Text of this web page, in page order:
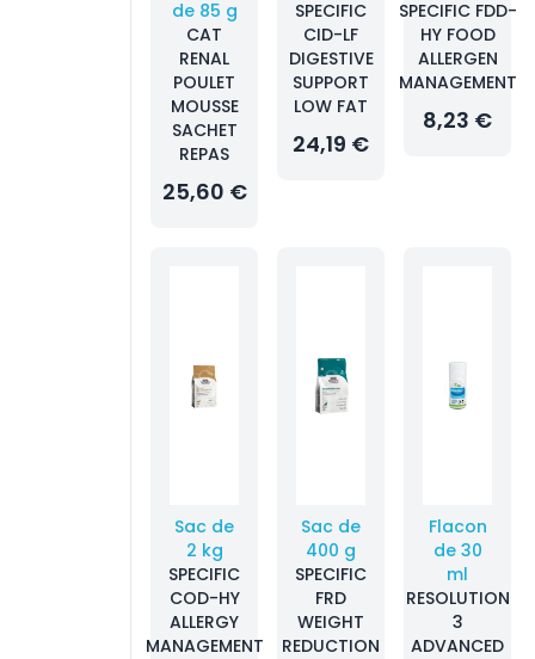
de 85 g
CAT
RENAL
POULET
MOUSSE
SACHET
REPAS
25,60 €
SPECIFIC
CID-LF
DIGESTIVE
SUPPORT
LOW FAT
24,19 €
SPECIFIC FDD-
HY FOOD
ALLERGEN
MANAGEMENT
8,23 €
Sac de
2 kg
SPECIFIC
COD-HY
ALLERGY
MANAGEMENT
Sac de
400 g
SPECIFIC
FRD
WEIGHT
REDUCTION
Flacon
de 30
ml
RESOLUTION
3
ADVANCED